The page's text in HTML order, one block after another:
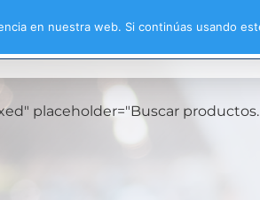
placeholder="Buscar
en nuestra web. Si continúas usando